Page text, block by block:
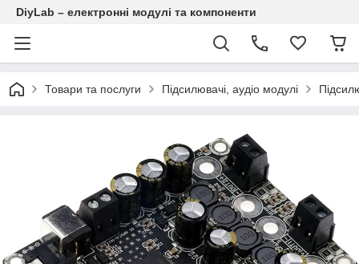
DiyLab – електронні модулі та компоненти
Товари та послуги Підсилювачі, аудіо модулі